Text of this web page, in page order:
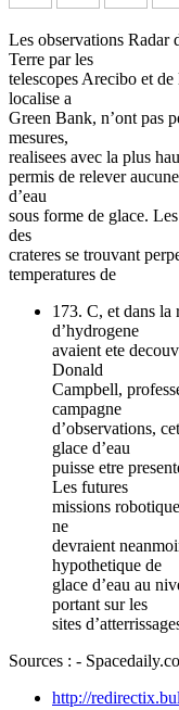
Les observations Radar
Terre par les
telescopes Arecibo et
localise a
Green Bank, n’ont pas
mesures,
realisees avec la plus
permis de relever
d’eau
sous forme de glace.
des
crateres se trouvant
temperatures de
173. C, et dans la
d’hydrogene
avaient ete
Donald
Campbell,
campagne
d’observations,
glace d’eau
puisse etre
Les futures
missions
ne
devraient
hypothetique de
glace d’eau au
portant sur les
sites
Sources : -
http://